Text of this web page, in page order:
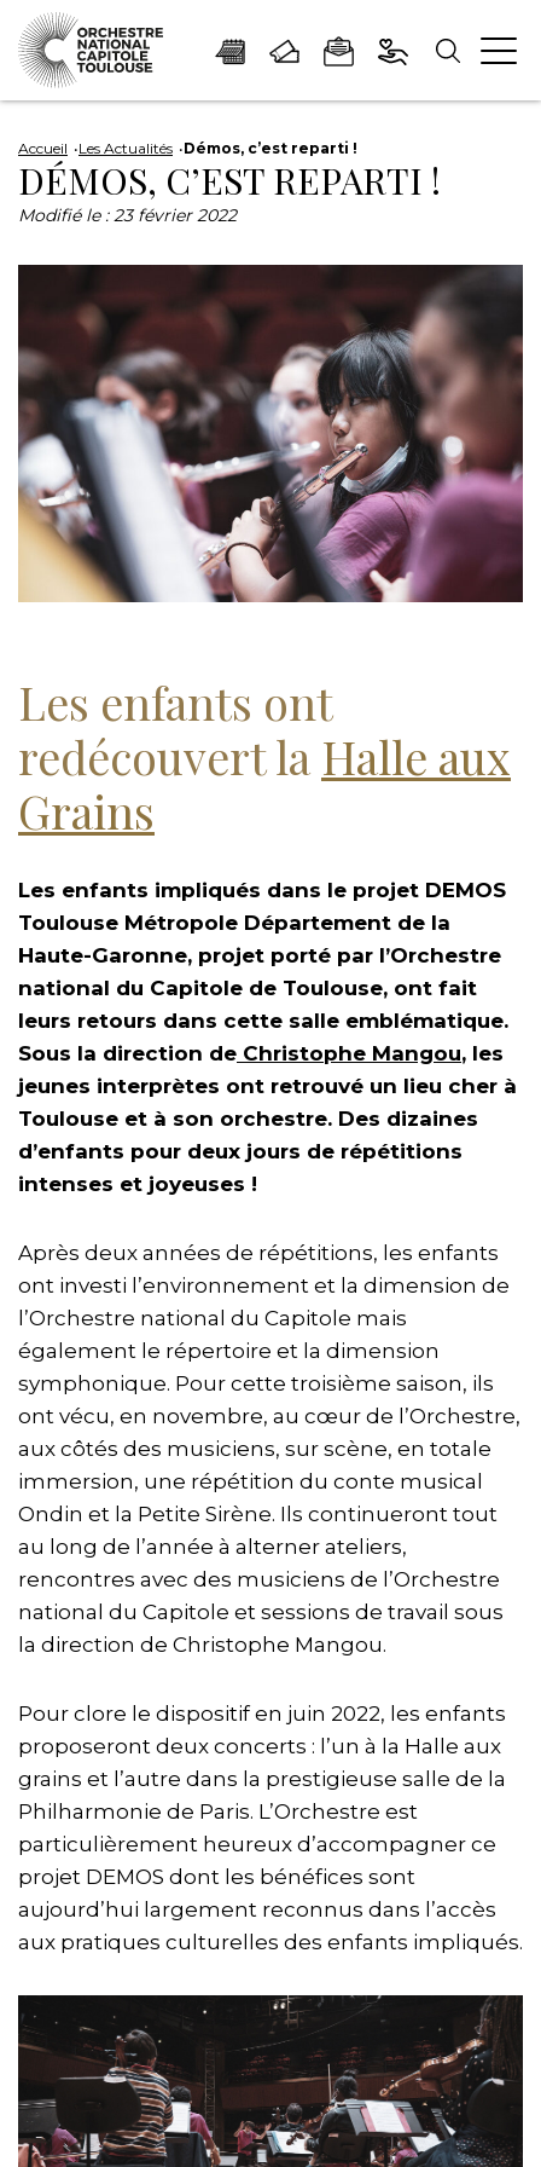
Panneau de gestion des cookies
au
contenu
principal
à
la
navigation
à
la
pied
Accueil Les Actualités Démos, c’est reparti !
DÉMOS, C’EST REPARTI !
Modifié le :23 février 2022
Les enfants ont
redécouvert laHalle aux
Grains
Les enfants impliqués dans le projet DEMOS
Toulouse Métropole Département de la
Haute-Garonne, projet porté par l’Orchestre
national du Capitole de Toulouse, ont fait
leurs retours dans cette salle emblématique.
Sous la direction de Christophe Mangou, les
jeunes interprètes ont retrouvé un lieu cher à
Toulouse et à son orchestre. Des dizaines
d’enfants pour deux jours de répétitions
intenses et joyeuses !
Après deux années de répétitions, les enfants
ont investi l’environnement et la dimension de
l’Orchestre national du Capitole mais
également le répertoire et la dimension
symphonique. Pour cette troisième saison, ils
ont vécu, en novembre, au cœur de l’Orchestre,
aux côtés des musiciens, sur scène, en totale
immersion, une répétition du conte musical
Ondin et la Petite Sirène. Ils continueront tout
au long de l’année à alterner ateliers,
rencontres avec des musiciens de l’Orchestre
national du Capitole et sessions de travail sous
la direction de Christophe Mangou.
Pour clore le dispositif en juin 2022, les enfants
proposeront deux concerts : l’un à la Halle aux
grains et l’autre dans la prestigieuse salle de la
Philharmonie de Paris. L’Orchestre est
particulièrement heureux d’accompagner ce
projet DEMOS dont les bénéfices sont
aujourd’hui largement reconnus dans l’accès
aux pratiques culturelles des enfants impliqués.